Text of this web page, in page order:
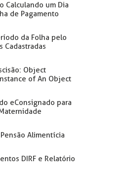
Calculando um Dia
de Pagamento
da Folha pelo
Cadastradas
Object
of An Object
eConsignado para
Alimentícia
DIRF e Relatório